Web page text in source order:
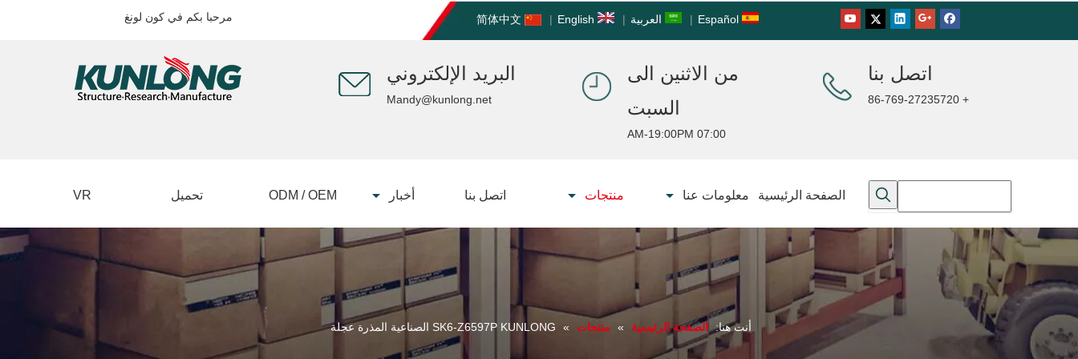
مرحبا بكم في كون لونغ Español
| العربية |
English
|
简体中文
البريد الإلكتروني
Mandy@kunlong.net
من الاثنين الى
السبت
07:00 AM-19:00PM
اتصل بنا
+ 86-769-27235720
الصفحة الرئيسية معلومات عنا منتجات اتصل بنا أخبار ODM / OEM تحميل VR
أنت هنا: الصفحة الرئيسية » منتجات » SK6-Z6597P KUNLONG الصناعية المذرة عجلة